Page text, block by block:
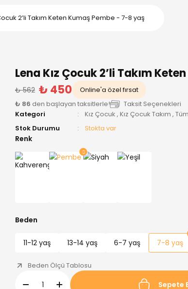
2’li Takım Keten Kumaş Pembe - 7-8 yaş
Lena Kız Çocuk 2’li Takım
₺ 562 ₺ 450 Online'a özel fırsat
₺ 86 den başlayan taksitlerle!
Taksit Seçenekleri
Kategori
Kız Çocuk , Kız Çocuk Takım ,
Stok Durumu
Stokta var
Renk
Beden
11-12 yaş 13-14 yaş 6-7 yaş 7-8 yaş
Beden Ölçü Tablosu
Sepete